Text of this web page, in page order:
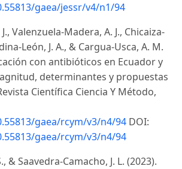
gaea/jessr/v4/n1/94
Valenzuela-Madera, A. J., Chicaiza-
León, J. A., & Cargua-Usca, A. M.
con antibióticos en Ecuador y
determinantes y propuestas
Científica Ciencia Y Método,
gaea/rcym/v3/n4/94 DOI:
gaea/rcym/v3/n4/94
& Saavedra-Camacho, J. L. (2023).